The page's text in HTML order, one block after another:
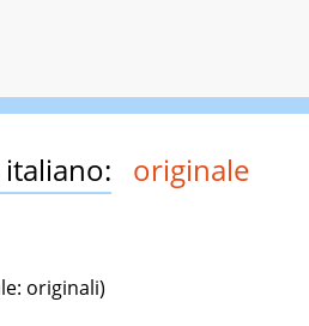
originale
originali)